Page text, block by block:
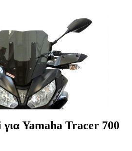
Yamaha Tracer 700